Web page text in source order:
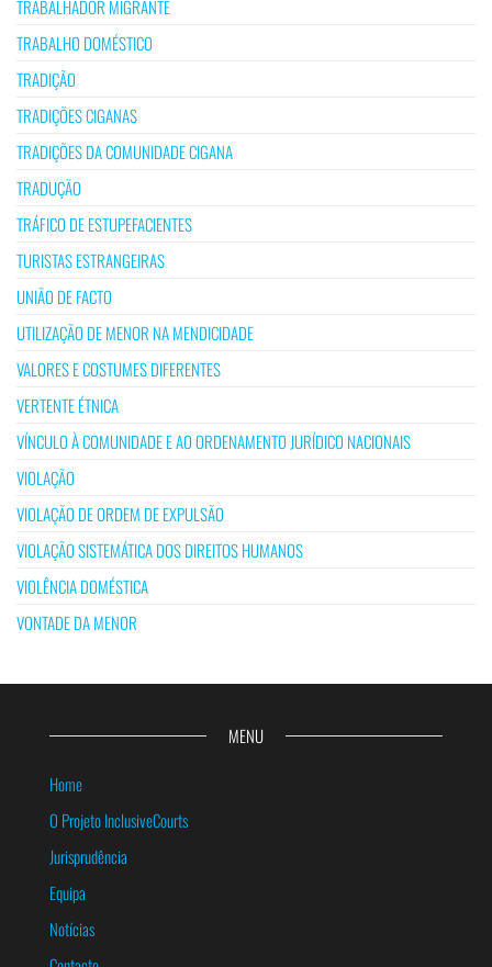
TRABALHADOR MIGRANTE
TRABALHO DOMÉSTICO
TRADIÇÃO
TRADIÇÕES CIGANAS
TRADIÇÕES DA COMUNIDADE CIGANA
TRADUÇÃO
TRÁFICO DE ESTUPEFACIENTES
TURISTAS ESTRANGEIRAS
UNIÃO DE FACTO
UTILIZAÇÃO DE MENOR NA MENDICIDADE
VALORES E COSTUMES DIFERENTES
VERTENTE ÉTNICA
VÍNCULO À COMUNIDADE E AO ORDENAMENTO JURÍDICO NACIONAIS
VIOLAÇÃO
VIOLAÇÃO DE ORDEM DE EXPULSÃO
VIOLAÇÃO SISTEMÁTICA DOS DIREITOS HUMANOS
VIOLÊNCIA DOMÉSTICA
VONTADE DA MENOR
MENU
Home
O Projeto InclusiveCourts
Jurisprudência
Equipa
Notícias